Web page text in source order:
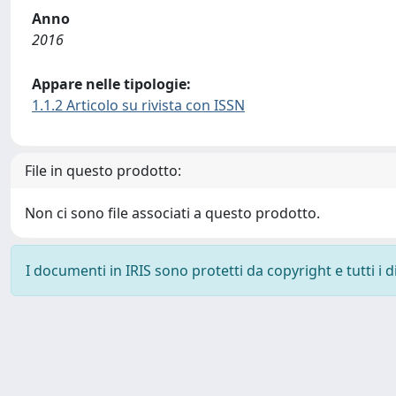
Anno
2016
Appare nelle tipologie:
1.1.2 Articolo su rivista con ISSN
File in questo prodotto:
Non ci sono file associati a questo prodotto.
I documenti in IRIS sono protetti da copyright e tutti i